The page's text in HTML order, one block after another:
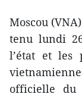
Moscou
tenu lundi
l’état et les
officielle du